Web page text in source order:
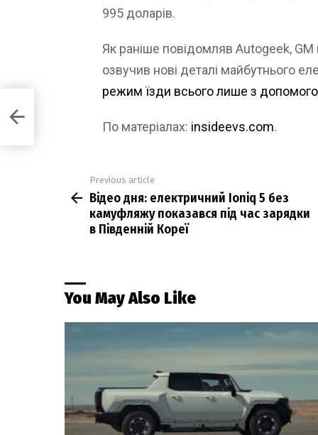
995 доларів.
Як раніше повідомляв Autogeek, GM
озвучив нові деталі майбутнього
режим їзди всього лише з
По матеріалах: insideevs.com.
more
Previous article
Відео дня: електричний Ioniq 5 без
камуфляжу показався під час зарядки
в Південній Кореї
You May Also Like